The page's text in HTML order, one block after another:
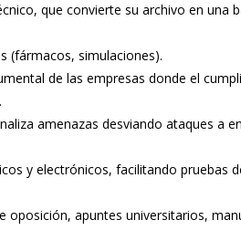
que convierte su archivo en una
(fármacos, simulaciones).
de las empresas donde el
amenazas desviando ataques a
y electrónicos, facilitando pruebas
apuntes universitarios,